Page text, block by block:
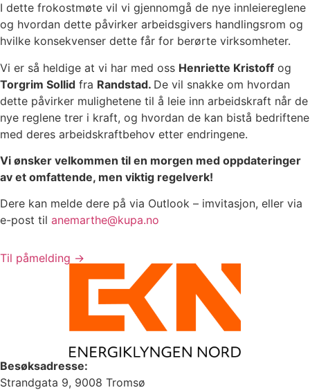
I dette frokostmøte vil vi gjennomgå de nye innleiereglene
og hvordan dette påvirker arbeidsgivers handlingsrom og
hvilke konsekvenser dette får for berørte virksomheter.
Vi er så heldige at vi har med oss Henriette Kristoff og
Torgrim Sollid fra Randstad. De vil snakke om hvordan
dette påvirker mulighetene til å leie inn arbeidskraft når de
nye reglene trer i kraft, og hvordan de kan bistå bedriftene
med deres arbeidskraftbehov etter endringene.
Vi ønsker velkommen til en morgen med oppdateringer
av et omfattende, men viktig regelverk!
Dere kan melde dere på via Outlook – imvitasjon, eller via
e-post til anemarthe@kupa.no
Til påmelding ->
Besøksadresse:
Strandgata 9, 9008 Tromsø